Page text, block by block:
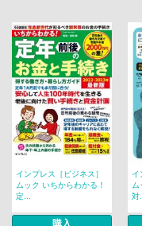
インプレス［ビジネス］
ムック いちからわかる！
定...
購入
イ
対...